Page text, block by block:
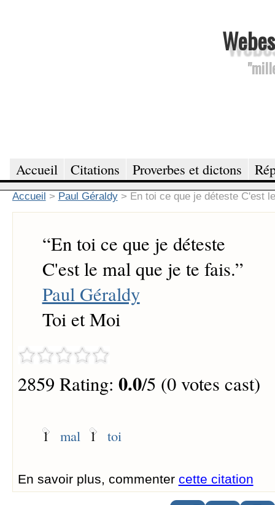
Accueil Citations Proverbes et dictons
Accueil > Paul Géraldy > En toi ce que je déteste C'est
“En toi ce que je déteste
C'est le mal que je te fais.”
Paul Géraldy
Toi et Moi
2859 Rating: 0.0/5 (0 votes cast)
1 mal 1 toi
En savoir plus, commenter cette citation